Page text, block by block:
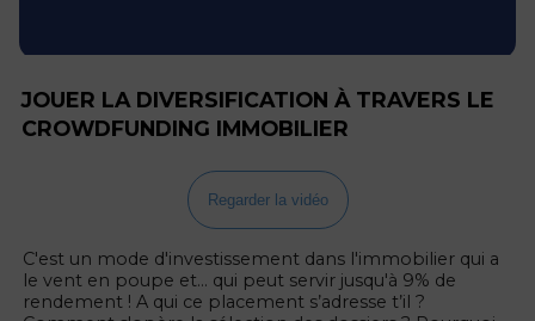
JOUER LA DIVERSIFICATION À TRAVERS LE
CROWDFUNDING IMMOBILIER
Regarder la vidéo
C'est un mode d'investissement dans l'immobilier qui a
le vent en poupe et... qui peut servir jusqu'à 9% de
rendement ! A qui ce placement s’adresse t’il ?